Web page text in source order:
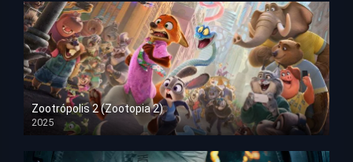
Zootrópolis 2 (Zootopia 2)
2025
HD 1080p